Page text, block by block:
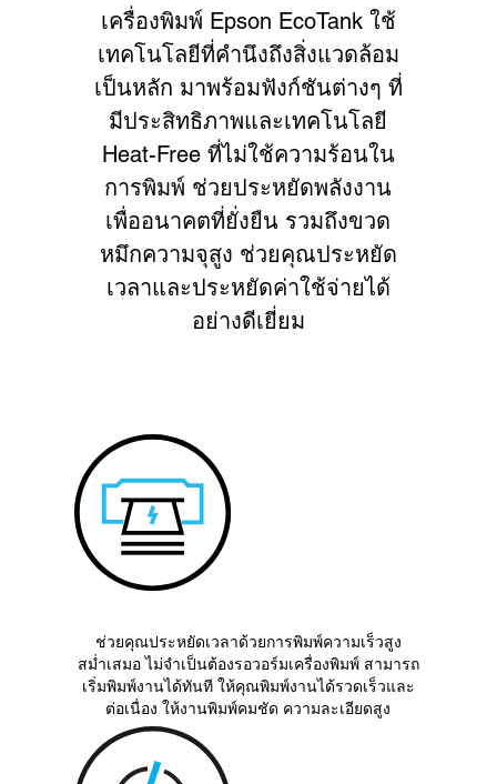
เครื่องพิมพ์ Epson EcoTank ใช้
เทคโนโลยีที่คำนึงถึงสิ่งแวดล้อม
เป็นหลัก มาพร้อมฟังก์ชันต่างๆ ที่
มีประสิทธิภาพและเทคโนโลยี
Heat-Free ที่ไม่ใช้ความร้อนใน
การพิมพ์ ช่วยประหยัดพลังงาน
เพื่ออนาคตที่ยั่งยืน รวมถึงขวด
หมึกความจุสูง ช่วยคุณประหยัด
เวลาและประหยัดค่าใช้จ่ายได้
อย่างดีเยี่ยม
ช่วยคุณประหยัดเวลาด้วยการพิมพ์ความเร็วสูง
สม่ำเสมอ ไม่จำเป็นต้องรอวอร์มเครื่องพิมพ์ สามารถ
เริ่มพิมพ์งานได้ทันที ให้คุณพิมพ์งานได้รวดเร็วและ
ต่อเนื่อง ให้งานพิมพ์คมชัด ความละเอียดสูง